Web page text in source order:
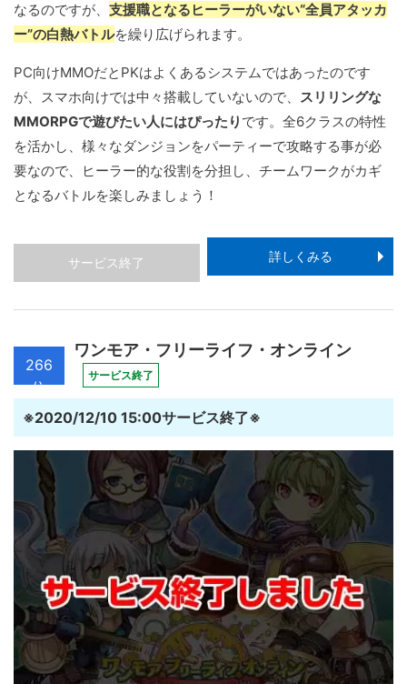
なるのですが、 支援職となるヒーラーがいない“全員アタッカ
ー”の白熱バトルを繰り広げられます。
PC向けMMOだとPKはよくあるシステムではあったのです
が、スマホ向けでは中々搭載していないので、 スリリングな
MMORPGで遊びたい人にはぴったり です。全6クラスの特性
を活かし、様々なダンジョンをパーティーで攻略する事が必
要なので、ヒーラー的な役割を分担し、チームワークがカギ
となるバトルを楽しみましょう！
サービス終了 詳しくみる
266
位
ワンモア・フリーライフ・オンライン
サービス終了
※2020/12/10 15:00サービス終了※